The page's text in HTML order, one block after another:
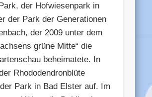
der Hofwiesenpark in
der Park der Generationen
der 2009 unter dem
grüne Mitte“ die
beheimatete. In
Rhododendronblüte
Park in Bad Elster auf. Im